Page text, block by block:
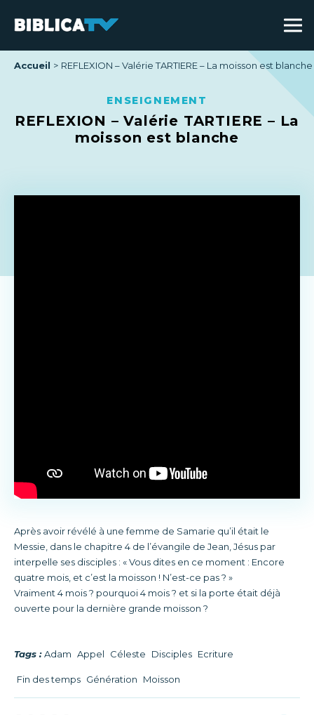
Accueil REFLEXION – Valérie TARTIERE – La moisson est blanche
ENSEIGNEMENT
REFLEXION – Valérie TARTIERE – La
moisson est blanche
Après avoir révélé à une femme de Samarie qu’il était le
Messie, dans le chapitre 4 de l’évangile de Jean, Jésus par
interpelle ses disciples : « Vous dites en ce moment : Encore
quatre mois, et c’est la moisson ! N’est-ce pas ? »
Vraiment 4 mois ? pourquoi 4 mois ? et si la porte était déjà
ouverte pour la dernière grande moisson ?
Tags : Adam Appel Céleste Disciples Ecriture
Fin des temps Génération Moisson